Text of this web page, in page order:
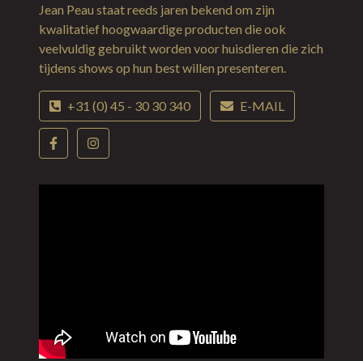
Jean Peau staat reeds jaren bekend om zijn
kwalitatief hoogwaardige producten die ook
veelvuldig gebruikt worden voor huisdieren die zich
tijdens shows op hun best willen presenteren.
+31 (0) 45 - 30 30 340 E-MAIL